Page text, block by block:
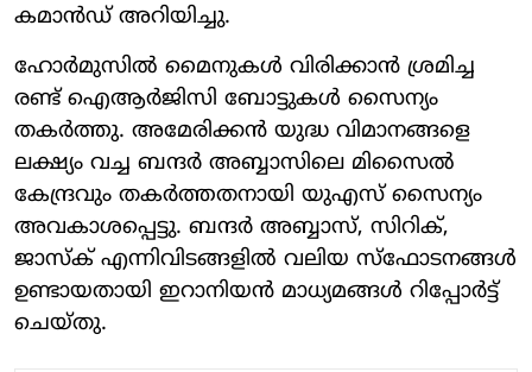
കമാൻഡ് അറിയിച്ചു.
ഹോർമുസിൽ മൈനുകൾ വിരിക്കാൻ ശ്രമിച്ച
രണ്ട് ഐആർജിസി ബോട്ടുകൾ സൈന്യം
തകർത്തു. അമേരിക്കൻ യുദ്ധ വിമാനങ്ങളെ
ലക്ഷ്യം വച്ച ബന്ദർ അബ്ബാസിലെ മിസൈൽ
കേന്ദ്രവും തകർത്തതനായി യുഎസ് സൈന്യം
അവകാശപ്പെട്ടു. ബന്ദർ അബ്ബാസ്, സിറിക്,
ജാസ്ക് എന്നിവിടങ്ങളിൽ വലിയ സ്ഫോടനങ്ങൾ
ഉണ്ടായതായി ഇറാനിയൻ മാധ്യമങ്ങൾ റിപ്പോർട്ട്
ചെയ്തു.